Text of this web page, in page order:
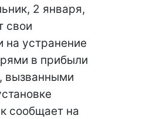
2 января,
свои
на устранение
в прибыли
вызванными
сообщает на